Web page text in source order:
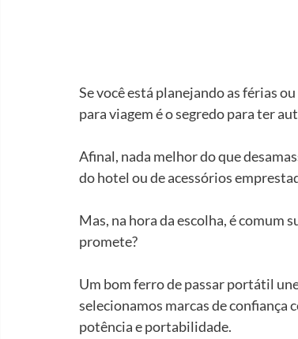
Se você está planejando as férias
para viagem é o segredo para ter
Afinal, nada melhor do que
do hotel ou de acessórios
Mas, na hora da escolha, é comum
promete?
Um bom ferro de passar portátil
selecionamos marcas de
potência e portabilidade.